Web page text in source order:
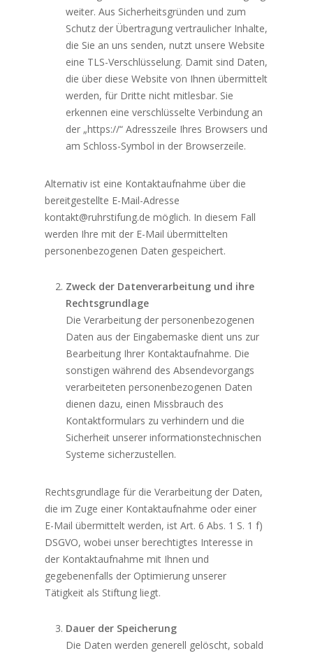
weiter. Aus Sicherheitsgründen und zum
Schutz der Übertragung vertraulicher Inhalte,
die Sie an uns senden, nutzt unsere Website
eine TLS-Verschlüsselung. Damit sind Daten,
die über diese Website von Ihnen übermittelt
werden, für Dritte nicht mitlesbar. Sie
erkennen eine verschlüsselte Verbindung an
der „https://“ Adresszeile Ihres Browsers und
am Schloss-Symbol in der Browserzeile.
Alternativ ist eine Kontaktaufnahme über die
bereitgestellte E-Mail-Adresse
kontakt@ruhrstifung.de möglich. In diesem Fall
werden Ihre mit der E-Mail übermittelten
personenbezogenen Daten gespeichert.
Zweck der Datenverarbeitung und ihre
Rechtsgrundlage
Die Verarbeitung der personenbezogenen
Daten aus der Eingabemaske dient uns zur
Bearbeitung Ihrer Kontaktaufnahme. Die
sonstigen während des Absendevorgangs
verarbeiteten personenbezogenen Daten
dienen dazu, einen Missbrauch des
Kontaktformulars zu verhindern und die
Sicherheit unserer informationstechnischen
Systeme sicherzustellen.
Rechtsgrundlage für die Verarbeitung der Daten,
die im Zuge einer Kontaktaufnahme oder einer
E-Mail übermittelt werden, ist Art. 6 Abs. 1 S. 1 f)
DSGVO, wobei unser berechtigtes Interesse in
der Kontaktaufnahme mit Ihnen und
gegebenenfalls der Optimierung unserer
Tätigkeit als Stiftung liegt.
Dauer der Speicherung
Die Daten werden generell gelöscht, sobald